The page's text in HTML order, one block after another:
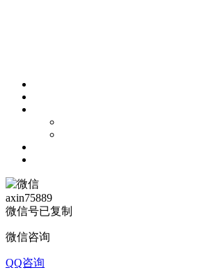
axin75889
微信号已复制
微信咨询
QQ咨询